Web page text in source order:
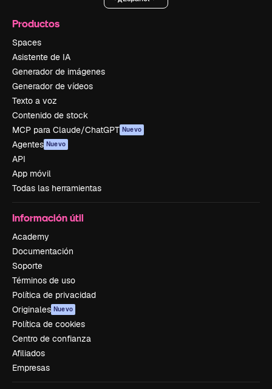
Productos
Spaces
Asistente de IA
Generador de imágenes
Generador de vídeos
Texto a voz
Contenido de stock
MCP para Claude/ChatGPT Nuevo
Agentes Nuevo
API
App móvil
Todas las herramientas
Información útil
Academy
Documentación
Soporte
Términos de uso
Política de privacidad
Originales Nuevo
Política de cookies
Centro de confianza
Afiliados
Empresas